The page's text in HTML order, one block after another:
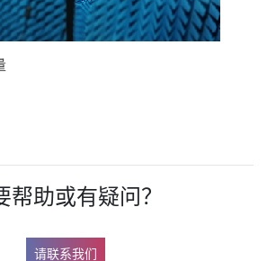
帮助或有疑问？
请联系我们